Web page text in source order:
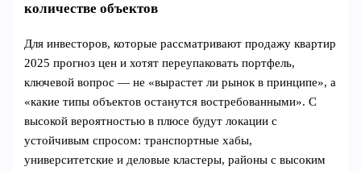
количестве объектов
Для инвесторов, которые рассматривают продажу квартир
2025 прогноз цен и хотят переупаковать портфель,
ключевой вопрос — не «вырастет ли рынок в принципе», а
«какие типы объектов останутся востребованными». С
высокой вероятностью в плюсе будут локации с
устойчивым спросом: транспортные хабы,
университетские и деловые кластеры, районы с высоким